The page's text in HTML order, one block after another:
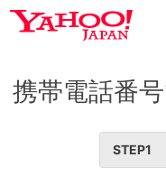
携帯電話番
STEP1